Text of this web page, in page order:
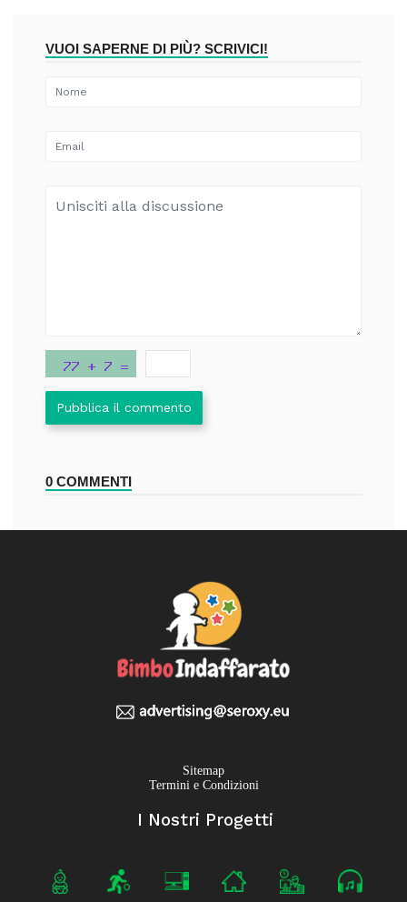
VUOI SAPERNE DI PIÙ? SCRIVICI!
Pubblica il commento
0 COMMENTI
Sitemap
Termini e Condizioni
I Nostri Progetti